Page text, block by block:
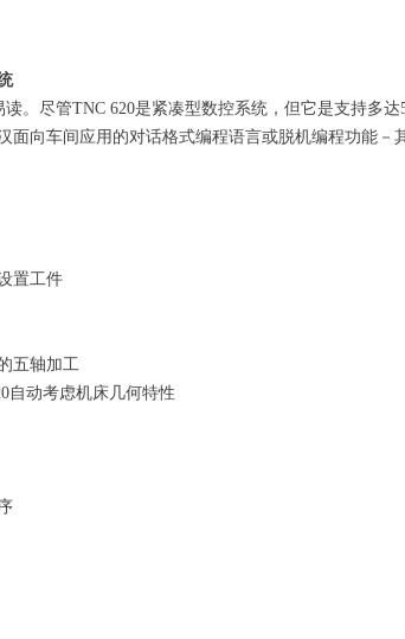
。尽管TNC 620是紧凑型数控系统，但它是支持多
面向车间应用的对话格式编程语言或脱机编程功能－
置工件
五轴加工
自动考虑机床几何特性